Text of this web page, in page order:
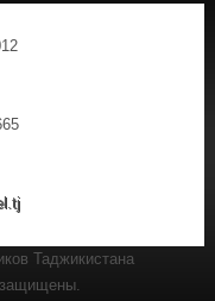
Таджикистана
защищены.